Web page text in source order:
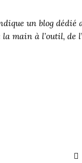
un blog
main à l’outil, de